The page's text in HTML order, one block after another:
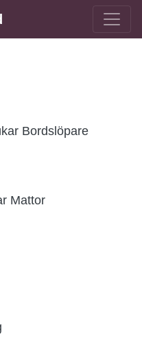
Bordslöpare
Mattor